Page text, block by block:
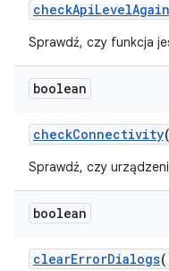
checkApiLevel
Sprawdź, czy funkcja
boolean
checkConnectivity
Sprawdź, czy
boolean
clearErrorDialogs